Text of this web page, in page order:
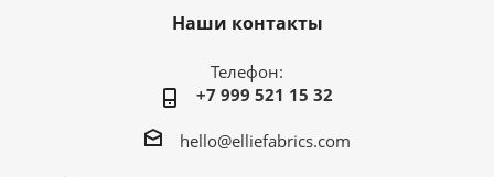
Наши контакты
Телефон:
+7 999 521 15 32
hello@elliefabrics.com